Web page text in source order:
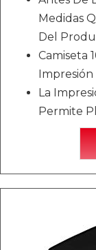
Medidas
Del
Camiseta
La
Permite